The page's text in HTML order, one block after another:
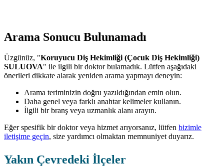
Arama Sonucu Bulunamadı
Üzgünüz, "Koruyucu Diş Hekimliği (Çocuk Diş Hekimliği)
SULUOVA" ile ilgili bir doktor bulamadık. Lütfen aşağıdaki
önerileri dikkate alarak yeniden arama yapmayı deneyin:
Arama teriminizin doğru yazıldığından emin olun.
Daha genel veya farklı anahtar kelimeler kullanın.
İlgili bir branş veya uzmanlık alanı arayın.
Eğer spesifik bir doktor veya hizmet arıyorsanız, lütfen bizimle
iletişime geçin, size yardımcı olmaktan memnuniyet duyarız.
Yakın Çevredeki İlçeler